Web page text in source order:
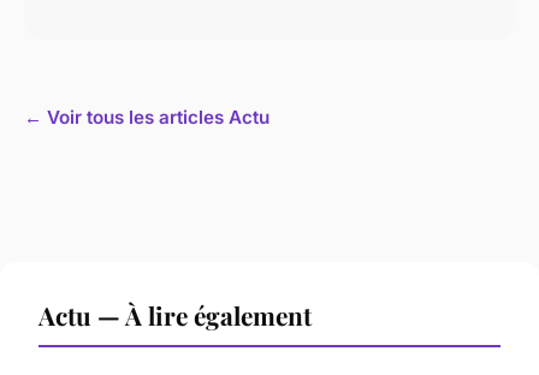
← Voir tous les articles Actu
Actu — À lire également